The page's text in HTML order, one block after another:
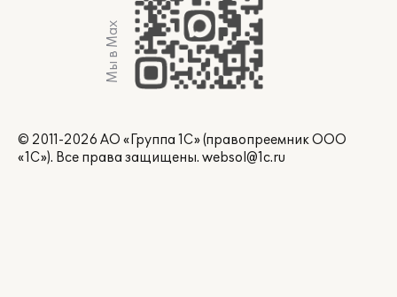
Мы в Max
© 2011-2026 АО «Группа 1С» (правопреемник ООО
«1С»). Все права защищены. websol@1c.ru